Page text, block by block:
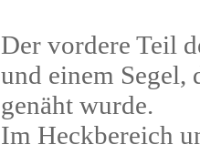
Der vordere Teil
und einem Segel,
genäht wurde.
Im Heckbereich